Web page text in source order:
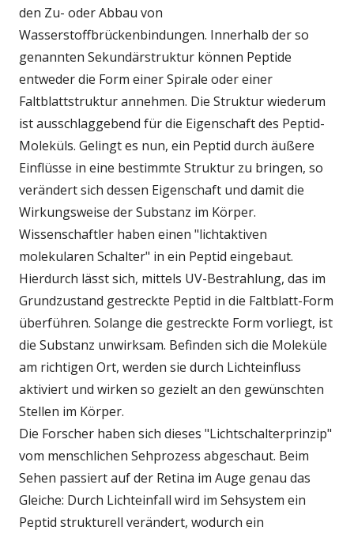
den Zu- oder Abbau von
Wasserstoffbrückenbindungen. Innerhalb der so
genannten Sekundärstruktur können Peptide
entweder die Form einer Spirale oder einer
Faltblattstruktur annehmen. Die Struktur wiederum
ist ausschlaggebend für die Eigenschaft des Peptid-
Moleküls. Gelingt es nun, ein Peptid durch äußere
Einflüsse in eine bestimmte Struktur zu bringen, so
verändert sich dessen Eigenschaft und damit die
Wirkungsweise der Substanz im Körper.
Wissenschaftler haben einen "lichtaktiven
molekularen Schalter" in ein Peptid eingebaut.
Hierdurch lässt sich, mittels UV-Bestrahlung, das im
Grundzustand gestreckte Peptid in die Faltblatt-Form
überführen. Solange die gestreckte Form vorliegt, ist
die Substanz unwirksam. Befinden sich die Moleküle
am richtigen Ort, werden sie durch Lichteinfluss
aktiviert und wirken so gezielt an den gewünschten
Stellen im Körper.
Die Forscher haben sich dieses "Lichtschalterprinzip"
vom menschlichen Sehprozess abgeschaut. Beim
Sehen passiert auf der Retina im Auge genau das
Gleiche: Durch Lichteinfall wird im Sehsystem ein
Peptid strukturell verändert, wodurch ein